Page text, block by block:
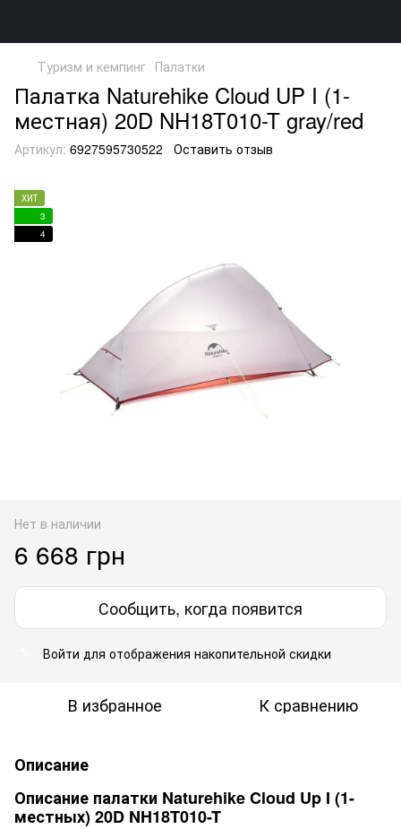
Туризм и кемпинг Палатки
Палатка Naturehike Cloud UP I (1-
местная) 20D NH18T010-T gray/red
Артикул: 6927595730522 Оставить отзыв
ХИТ
3
4
Нет в наличии
6 668 грн
Сообщить, когда появится
Войти для отображения накопительной скидки
В избранное К сравнению
Описание
Описание палатки Naturehike Cloud Up I (1-
местных) 20D NH18T010-T